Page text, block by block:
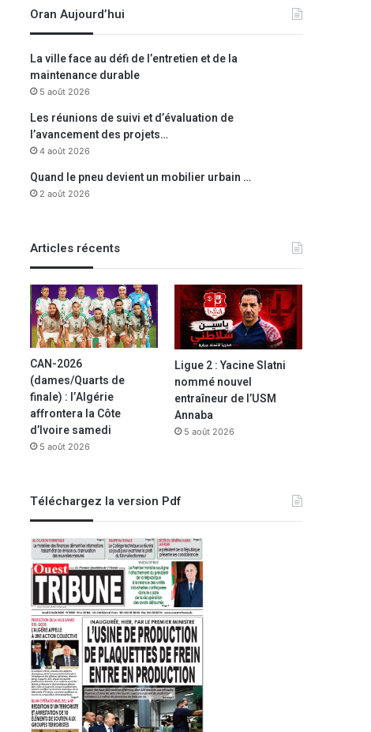
Oran Aujourd’hui
La ville face au défi de l’entretien et de la
maintenance durable
5 août 2026
Les réunions de suivi et d’évaluation de
l’avancement des projets…
4 août 2026
Quand le pneu devient un mobilier urbain …
2 août 2026
Articles récents
CAN-2026
(dames/Quarts de
finale) : l’Algérie
affrontera la Côte
d’Ivoire samedi
5 août 2026
Ligue 2 : Yacine Slatni
nommé nouvel
entraîneur de l’USM
Annaba
5 août 2026
Téléchargez la version Pdf